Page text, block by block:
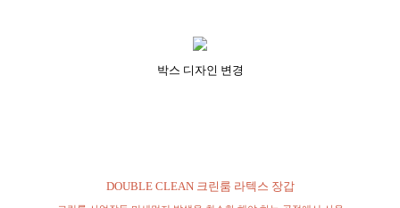
박스 디자인 변경
DOUBLE CLEAN 크린룸 라텍스 장갑